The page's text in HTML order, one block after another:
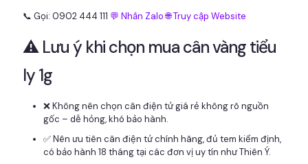
📞 Gọi: 0902 444 111 💬 Nhắn Zalo 🌐 Truy cập Website
⚠️ Lưu ý khi chọn mua cân vàng tiểu
ly 1g
❌ Không nên chọn cân điện tử giá rẻ không rõ nguồn
gốc – dễ hỏng, khó bảo hành.
✅ Nên ưu tiên cân điện tử chính hãng, đủ tem kiểm định,
có bảo hành 18 tháng tại các đơn vị uy tín như Thiên Ý.